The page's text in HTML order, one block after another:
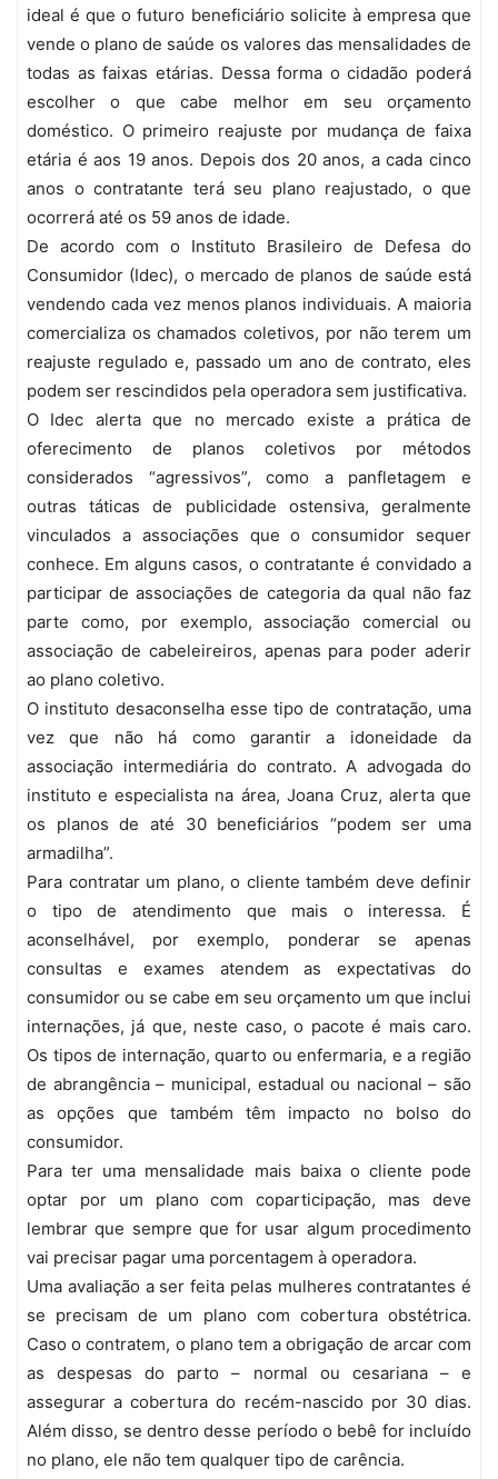
ideal é que o futuro beneficiário solicite à empresa que
vende o plano de saúde os valores das mensalidades de
todas as faixas etárias. Dessa forma o cidadão poderá
escolher o que cabe melhor em seu orçamento
doméstico. O primeiro reajuste por mudança de faixa
etária é aos 19 anos. Depois dos 20 anos, a cada cinco
anos o contratante terá seu plano reajustado, o que
ocorrerá até os 59 anos de idade.
De acordo com o Instituto Brasileiro de Defesa do
Consumidor (Idec), o mercado de planos de saúde está
vendendo cada vez menos planos individuais. A maioria
comercializa os chamados coletivos, por não terem um
reajuste regulado e, passado um ano de contrato, eles
podem ser rescindidos pela operadora sem justificativa.
O Idec alerta que no mercado existe a prática de
oferecimento de planos coletivos por métodos
considerados “agressivos”, como a panfletagem e
outras táticas de publicidade ostensiva, geralmente
vinculados a associações que o consumidor sequer
conhece. Em alguns casos, o contratante é convidado a
participar de associações de categoria da qual não faz
parte como, por exemplo, associação comercial ou
associação de cabeleireiros, apenas para poder aderir
ao plano coletivo.
O instituto desaconselha esse tipo de contratação, uma
vez que não há como garantir a idoneidade da
associação intermediária do contrato. A advogada do
instituto e especialista na área, Joana Cruz, alerta que
os planos de até 30 beneficiários “podem ser uma
armadilha”.
Para contratar um plano, o cliente também deve definir
o tipo de atendimento que mais o interessa. É
aconselhável, por exemplo, ponderar se apenas
consultas e exames atendem as expectativas do
consumidor ou se cabe em seu orçamento um que inclui
internações, já que, neste caso, o pacote é mais caro.
Os tipos de internação, quarto ou enfermaria, e a região
de abrangência – municipal, estadual ou nacional – são
as opções que também têm impacto no bolso do
consumidor.
Para ter uma mensalidade mais baixa o cliente pode
optar por um plano com coparticipação, mas deve
lembrar que sempre que for usar algum procedimento
vai precisar pagar uma porcentagem à operadora.
Uma avaliação a ser feita pelas mulheres contratantes é
se precisam de um plano com cobertura obstétrica.
Caso o contratem, o plano tem a obrigação de arcar com
as despesas do parto – normal ou cesariana – e
assegurar a cobertura do recém-nascido por 30 dias.
Além disso, se dentro desse período o bebê for incluído
no plano, ele não tem qualquer tipo de carência.